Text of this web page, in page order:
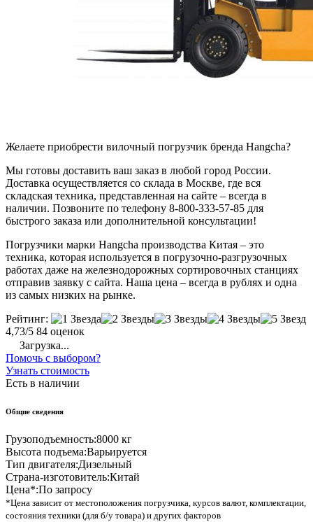
Желаете приобрести вилочный погрузчик бренда Hangcha?
Мы готовы доставить ваш заказ в любой город России.
Доставка осуществляется со склада в Москве, где вся
складская техника, представленная на сайте – всегда в
наличии. Позвоните по телефону 8-800-333-57-85 для
быстрого заказа или дополнительной консультации!
Погрузчики марки Hangcha производства Китая – это
техника, которая используется в погрузочно-разгрузочных
работах даже на железнодорожных сортировочных станциях
отправив заявку с сайта. Наша цена – всегда в рублях и одна
из самых низких на рынке.
Рейтинг:
4,73/5 84 оценок
Загрузка...
Помочь с выбором?
Узнать стоимость
Есть в наличии
Общие сведения
Грузоподъемность:8000 кг
Высота подъема:Варьируется
Тип двигателя:Дизельный
Страна-изготовитель:Китай
Цена*:По запросу
*Цена зависит от местоположения погрузчика, курсов валют, комплектации,
состояния техники (для б/у товара) и других факторов